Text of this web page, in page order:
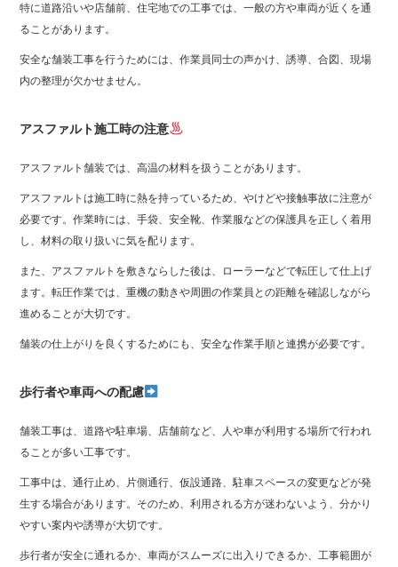
特に道路沿いや店舗前、住宅地での工事では、一般の方や車両が近くを通
ることがあります。
安全な舗装工事を行うためには、作業員同士の声かけ、誘導、合図、現場
内の整理が欠かせません。
アスファルト施工時の注意
アスファルト舗装では、高温の材料を扱うことがあります。
アスファルトは施工時に熱を持っているため、やけどや接触事故に注意が
必要です。作業時には、手袋、安全靴、作業服などの保護具を正しく着用
し、材料の取り扱いに気を配ります。
また、アスファルトを敷きならした後は、ローラーなどで転圧して仕上げ
ます。転圧作業では、重機の動きや周囲の作業員との距離を確認しながら
進めることが大切です。
舗装の仕上がりを良くするためにも、安全な作業手順と連携が必要です。
歩行者や車両への配慮
舗装工事は、道路や駐車場、店舗前など、人や車が利用する場所で行われ
ることが多い工事です。
工事中は、通行止め、片側通行、仮設通路、駐車スペースの変更などが発
生する場合があります。そのため、利用される方が迷わないよう、分かり
やすい案内や誘導が大切です。
歩行者が安全に通れるか、車両がスムーズに出入りできるか、工事範囲が